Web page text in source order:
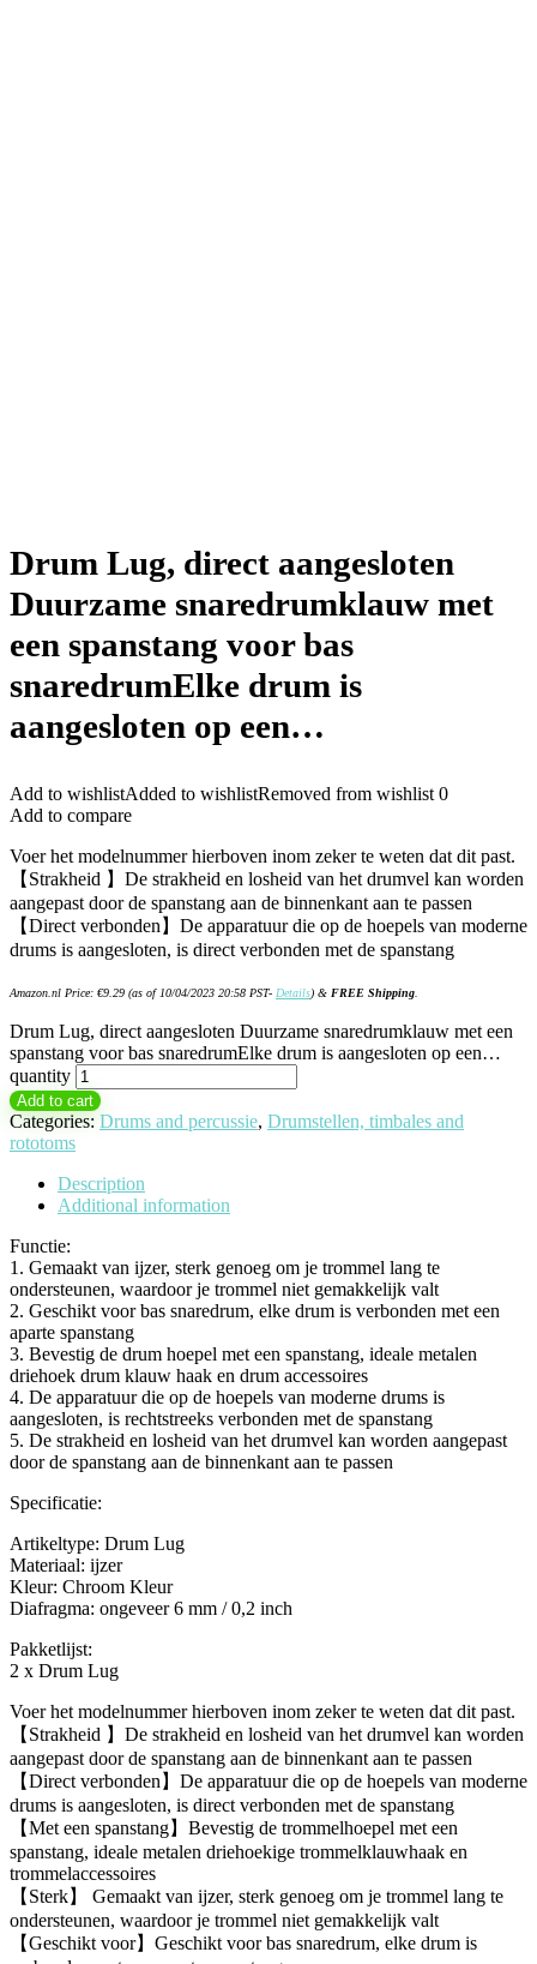
Drum Lug, direct aangesloten
Duurzame snaredrumklauw met
een spanstang voor bas
snaredrumElke drum is
aangesloten op een…
Add to wishlistAdded to wishlistRemoved from wishlist 0
Add to compare
Voer het modelnummer hierboven inom zeker te weten dat dit past.
【Strakheid 】De strakheid en losheid van het drumvel kan worden
aangepast door de spanstang aan de binnenkant aan te passen
【Direct verbonden】De apparatuur die op de hoepels van moderne
drums is aangesloten, is direct verbonden met de spanstang
Amazon.nl Price: €9.29 (as of 10/04/2023 20:58 PST- Details) & FREE Shipping
Drum Lug, direct aangesloten Duurzame snaredrumklauw met een
spanstang voor bas snaredrumElke drum is aangesloten op een…
quantity
Add to cart
Categories: Drums and percussie, Drumstellen, timbales and
rototoms
Description
Additional information
Functie:
1. Gemaakt van ijzer, sterk genoeg om je trommel lang te
ondersteunen, waardoor je trommel niet gemakkelijk valt
2. Geschikt voor bas snaredrum, elke drum is verbonden met een
aparte spanstang
3. Bevestig de drum hoepel met een spanstang, ideale metalen
driehoek drum klauw haak en drum accessoires
4. De apparatuur die op de hoepels van moderne drums is
aangesloten, is rechtstreeks verbonden met de spanstang
5. De strakheid en losheid van het drumvel kan worden aangepast
door de spanstang aan de binnenkant aan te passen
Specificatie:
Artikeltype: Drum Lug
Materiaal: ijzer
Kleur: Chroom Kleur
Diafragma: ongeveer 6 mm / 0,2 inch
Pakketlijst:
2 x Drum Lug
Voer het modelnummer hierboven inom zeker te weten dat dit past.
【Strakheid 】De strakheid en losheid van het drumvel kan worden
aangepast door de spanstang aan de binnenkant aan te passen
【Direct verbonden】De apparatuur die op de hoepels van moderne
drums is aangesloten, is direct verbonden met de spanstang
【Met een spanstang】Bevestig de trommelhoepel met een
spanstang, ideale metalen driehoekige trommelklauwhaak en
trommelaccessoires
【Sterk】 Gemaakt van ijzer, sterk genoeg om je trommel lang te
ondersteunen, waardoor je trommel niet gemakkelijk valt
【Geschikt voor】Geschikt voor bas snaredrum, elke drum is